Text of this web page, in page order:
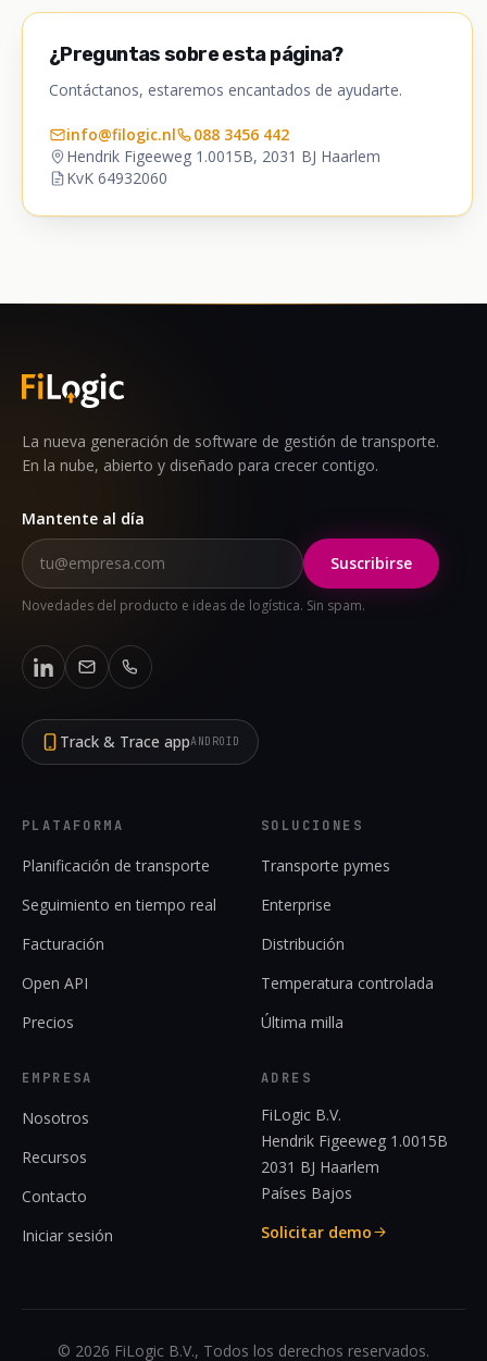
¿Preguntas sobre esta página?
Contáctanos, estaremos encantados de ayudarte.
info@filogic.nl
088 3456 442
Hendrik Figeeweg 1.0015B, 2031 BJ Haarlem
KvK 64932060
La nueva generación de software de gestión de transporte.
En la nube, abierto y diseñado para crecer contigo.
Mantente al día
Suscribirse
Novedades del producto e ideas de logística. Sin spam.
Track & Trace appANDROID
PLATAFORMA
Planificación de transporte
Seguimiento en tiempo real
Facturación
Open API
Precios
SOLUCIONES
Transporte pymes
Enterprise
Distribución
Temperatura controlada
Última milla
EMPRESA
Nosotros
Recursos
Contacto
Iniciar sesión
ADRES
FiLogic B.V.
Hendrik Figeeweg 1.0015B
2031 BJ Haarlem
Países Bajos
Solicitar demo
© 2026 FiLogic B.V., Todos los derechos reservados.